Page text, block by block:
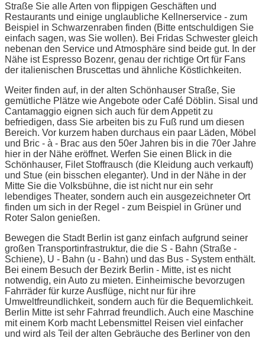
Straße Sie alle Arten von flippigen Geschäften und
Restaurants und einige unglaubliche Kellnerservice - zum
Beispiel in Schwarzenraben finden (Bitte entschuldigen Sie
einfach sagen, was Sie wollen). Bei Fridas Schwester gleich
nebenan den Service und Atmosphäre sind beide gut. In der
Nähe ist Espresso Bozenr, genau der richtige Ort für Fans
der italienischen Bruscettas und ähnliche Köstlichkeiten.
Weiter finden auf, in der alten Schönhauser Straße, Sie
gemütliche Plätze wie Angebote oder Café Döblin. Sisal und
Cantamaggio eignen sich auch für dem Appetit zu
befriedigen, dass Sie arbeiten bis zu Fuß rund um diesen
Bereich. Vor kurzem haben durchaus ein paar Läden, Möbel
und Bric - à - Brac aus den 50er Jahren bis in die 70er Jahre
hier in der Nähe eröffnet. Werfen Sie einen Blick in die
Schönhauser, Filet Stoffrausch (die Kleidung auch verkauft)
und Stue (ein bisschen eleganter). Und in der Nähe in der
Mitte Sie die Volksbühne, die ist nicht nur ein sehr
lebendiges Theater, sondern auch ein ausgezeichneter Ort
finden um sich in der Regel - zum Beispiel in Grüner und
Roter Salon genießen.
Bewegen die Stadt Berlin ist ganz einfach aufgrund seiner
großen Transportinfrastruktur, die die S - Bahn (Straße -
Schiene), U - Bahn (u - Bahn) und das Bus - System enthält.
Bei einem Besuch der Bezirk Berlin - Mitte, ist es nicht
notwendig, ein Auto zu mieten. Einheimische bevorzugen
Fahrräder für kurze Ausflüge, nicht nur für ihre
Umweltfreundlichkeit, sondern auch für die Bequemlichkeit.
Berlin Mitte ist sehr Fahrrad freundlich. Auch eine Maschine
mit einem Korb macht Lebensmittel Reisen viel einfacher
und wird als Teil der alten Gebräuche des Berliner von den